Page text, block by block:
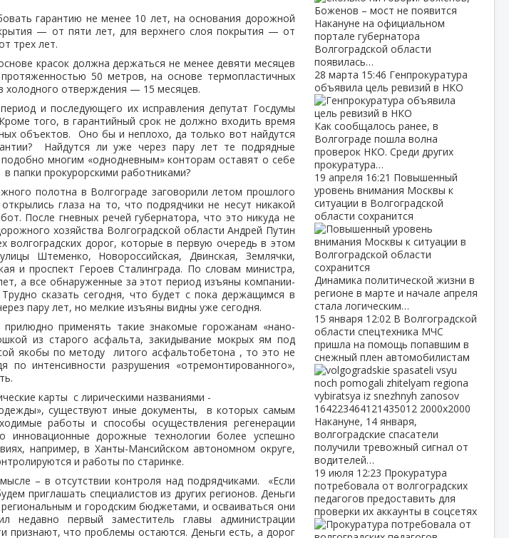
гарантию не менее 10 лет, на основания дорожной
— от пяти лет, для верхнего слоя покрытия — от
трех лет.
красок должна держаться не менее девяти месяцев
50 метров, на основе термопластичных
холодного отверждения — 15 месяцев.
и последующего их исправления депутат Госдумы
того, в гарантийный срок не должно входить время
объектов. Оно бы и неплохо, да только вот найдутся
Найдутся ли уже через пару лет те подрядные
многим «однодневным» конторам оставят о себе
папки прокурорскими работниками?
полотна в Волгограде заговорили летом прошлого
глаза на то, что подрядчики не несут никакой
После гневных речей губернатора, что это никуда не
хозяйства Волгоградской области Андрей Путин
волгоградских дорог, которые в первую очередь в этом
Штеменко, Новороссийская, Двинская, Землячки,
и проспект Героев Сталинграда. По словам министра,
а все обнаруженные за этот период изъяны компании-
сказать сегодня, что будет с пока держащимся в
пару лет, но мелкие изъяны видны уже сегодня.
применять такие знакомые горожанам «нано-
из старого асфальта, закидывание мокрых ям под
якобы по методу литого асфальтобетона , то это не
интенсивности разрушения «отремонтированного»,
карты с лирическими названиями -
существуют иные документы, в которых самым
работы и способы осуществления регенерации
инновационные дорожные технологии более успешно
например, в Ханты-Мансийском автономном округе,
и работы по старинке.
– в отсутствии контроля над подрядчиками. «Если
приглашать специалистов из других регионов. Деньги
и городским бюджетами, и осваиваться они
недавно первый заместитель главы администрации
признают, что проблемы остаются. Деньги есть, а дорог
Накануне на официальном
портале губернатора
Волгоградской области
появилась…
28 марта 15:46 Генпрокуратура
объявила цель ревизий в НКО
Как сообщалось ранее, в
Волгограде пошла волна
проверок НКО. Среди других
прокуратура…
19 апреля 16:21 Повышенный
уровень внимания Москвы к
ситуации в Волгоградской
области сохранится
Динамика политической жизни в
регионе в марте и начале апреля
стала логическим…
15 января 12:02 В Волгоградской
области спецтехника МЧС
пришла на помощь попавшим в
снежный плен автомобилистам
Накануне, 14 января,
волгоградские спасатели
получили тревожный сигнал от
водителей…
19 июля 12:23 Прокуратура
потребовала от волгоградских
педагогов предоставить для
проверки их аккаунты в соцсетях